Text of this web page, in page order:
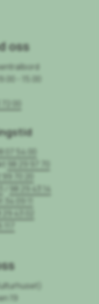
oss
- 15.00
00
07 54 00
99 70 20
98 29 43 14
19